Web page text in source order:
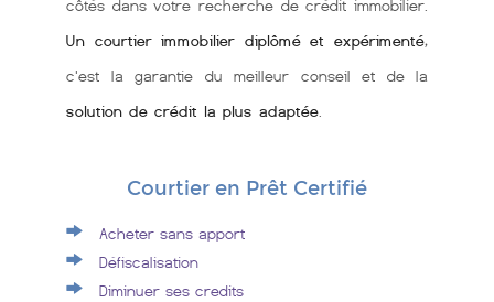
côtés dans votre recherche de crédit immobilier.
Un courtier immobilier diplômé et expérimenté,
c'est la garantie du meilleur conseil et de la
solution de crédit la plus adaptée
Courtier en Prêt Certifié
Acheter sans apport
Défiscalisation
Diminuer ses credits